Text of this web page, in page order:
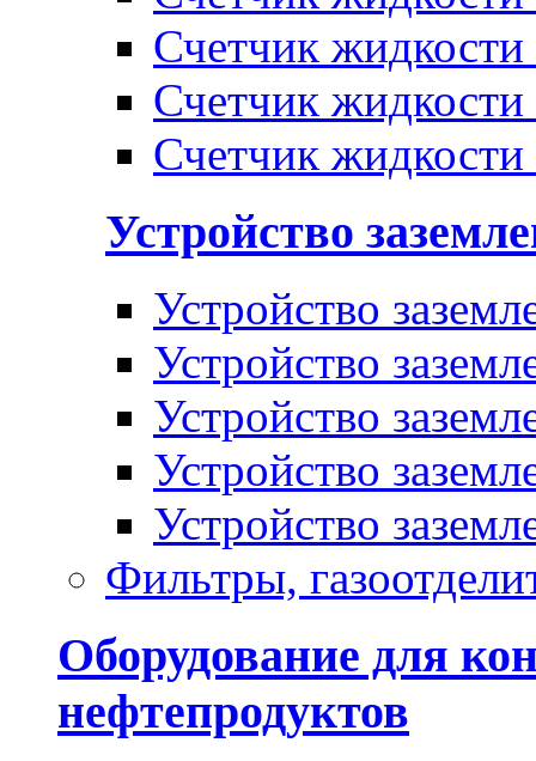
Счетчик
Счетчик
Счетчик
Устройство
Устройство
Устройство
Устройство
Устройство
Устройство
Фильтры,
Оборудование для
нефтепродуктов